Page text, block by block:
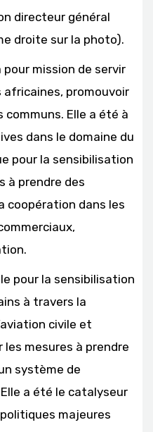
directeur général
droite sur la photo).
pour mission de servir
africaines, promouvoir
Elle a été à
dans le domaine du
pour la sensibilisation
à prendre des
coopération dans les
pour la sensibilisation
à travers la
civile et
les mesures à prendre
système de
a été le catalyseur
majeures